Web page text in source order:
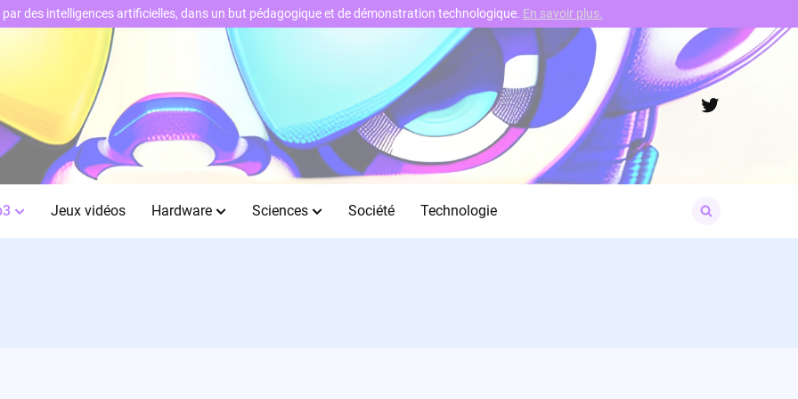
Twitter
Jeux vidéos Hardware Sciences Société Technologie
for:
des intelligences artificielles, dans un but pédagogique et de démonstration technologique. En savoir plus.